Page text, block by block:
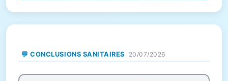
💬 CONCLUSIONS SANITAIRES 20/07/2026